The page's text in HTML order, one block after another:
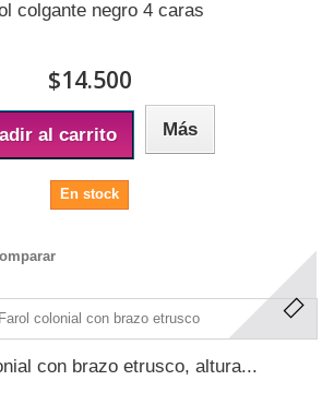
colgante negro 4 caras
$14.500
al carrito Más
En stock
con brazo etrusco, altura...